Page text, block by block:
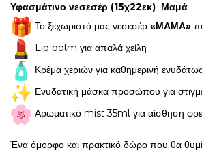
Υφασμάτινο νεσεσέρ (15χ22εκ) Μαμά
Το ξεχωριστό μας νεσεσέρ «ΜΑΜΑ»
Lip balm για απαλά χείλη
Κρέμα χεριών για καθημερινή
Ενυδατική μάσκα προσώπου για
Αρωματικό mist 35ml για αίσθηση
Ένα όμορφο και πρακτικό δώρο που θα